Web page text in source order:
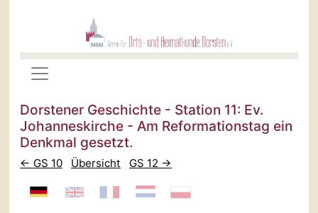
Dorstener Geschichte - Station 11: Ev.
Johanneskirche - Am Reformationstag ein
Denkmal gesetzt.
← GS 10 Übersicht GS 12 →